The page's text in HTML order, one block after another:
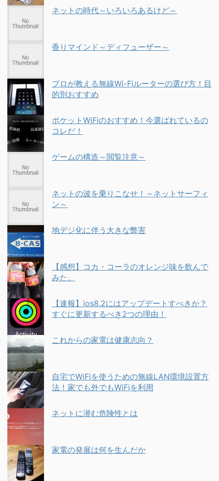
ネットの時代～いろいろあるけど～
香りマインド～ディフューザー～
プロが教える無線Wi-Fiルーターの選び方！目
的別おすすめ
ポケットWiFiのおすすめ！今選ばれているの
コレだ！
ゲームの構造～閲覧注意～
ネットの波を乗りこなせ！～ネットサーフィ
ン～
地デジ化に伴う大きな弊害
【感想】コカ・コーラのオレンジ味を飲んで
みた。
【速報】ios8.2にはアップデートすべきか？
すぐに更新するべき2つの理由！
これからの家電は健康志向？
自宅でWiFiを使うための無線LAN環境設置方
法！家でも外でもWiFiを利用
ネットに潜む危険性とは
家電の発展は何を生んだか